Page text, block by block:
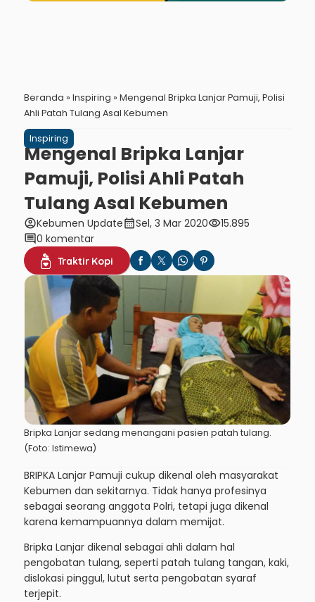
Beranda » Inspiring » Mengenal Bripka Lanjar Pamuji, Polisi
Ahli Patah Tulang Asal Kebumen
Inspiring
Mengenal Bripka Lanjar
Pamuji, Polisi Ahli Patah
Tulang Asal Kebumen
account_circleKebumen Updatecalendar_monthSel, 3 Mar 2020visibility15.895
comment0 komentar
Traktir Kopi
Bripka Lanjar sedang menangani pasien patah tulang.
(Foto: Istimewa)
BRIPKA Lanjar Pamuji cukup dikenal oleh masyarakat
Kebumen dan sekitarnya. Tidak hanya profesinya
sebagai seorang anggota Polri, tetapi juga dikenal
karena kemampuannya dalam memijat.
Bripka Lanjar dikenal sebagai ahli dalam hal
pengobatan tulang, seperti patah tulang tangan, kaki,
dislokasi pinggul, lutut serta pengobatan syaraf
terjepit.